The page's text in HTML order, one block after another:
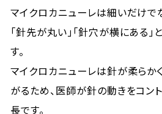
マイクロカニューレは細いだけで
「針先が丸い」「針穴が横にある
す。
マイクロカニューレは針が柔らか
がるため、医師が針の動きをコン
長です。